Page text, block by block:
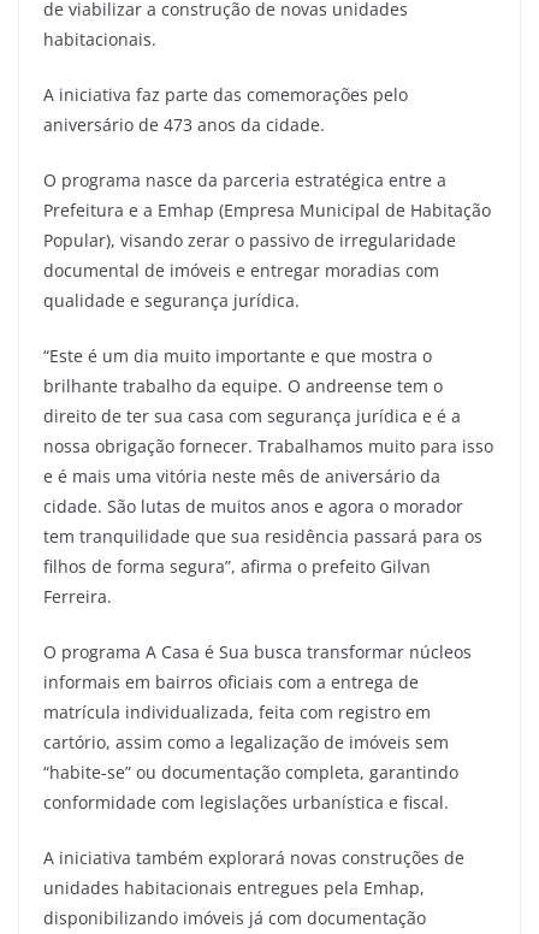
de viabilizar a construção de novas unidades
habitacionais.
A iniciativa faz parte das comemorações pelo
aniversário de 473 anos da cidade.
O programa nasce da parceria estratégica entre a
Prefeitura e a Emhap (Empresa Municipal de Habitação
Popular), visando zerar o passivo de irregularidade
documental de imóveis e entregar moradias com
qualidade e segurança jurídica.
“Este é um dia muito importante e que mostra o
brilhante trabalho da equipe. O andreense tem o
direito de ter sua casa com segurança jurídica e é a
nossa obrigação fornecer. Trabalhamos muito para isso
e é mais uma vitória neste mês de aniversário da
cidade. São lutas de muitos anos e agora o morador
tem tranquilidade que sua residência passará para os
filhos de forma segura”, afirma o prefeito Gilvan
Ferreira.
O programa A Casa é Sua busca transformar núcleos
informais em bairros oficiais com a entrega de
matrícula individualizada, feita com registro em
cartório, assim como a legalização de imóveis sem
“habite-se” ou documentação completa, garantindo
conformidade com legislações urbanística e fiscal.
A iniciativa também explorará novas construções de
unidades habitacionais entregues pela Emhap,
disponibilizando imóveis já com documentação